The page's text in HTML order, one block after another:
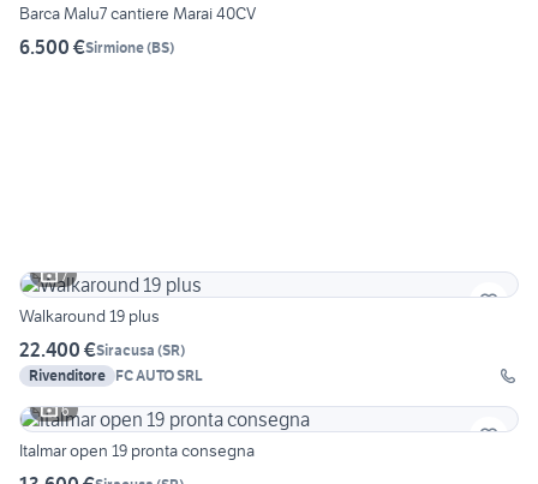
Barca Malu7 cantiere Marai 40CV
6.500 €Sirmione(BS)
7
Walkaround 19 plus
22.400 €Siracusa (SR)
Rivenditore FC AUTO SRL
6
Italmar open 19 pronta consegna